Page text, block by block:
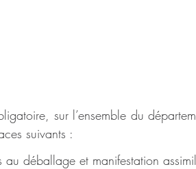
sur l’ensemble du
suivants :
déballage et manifestation